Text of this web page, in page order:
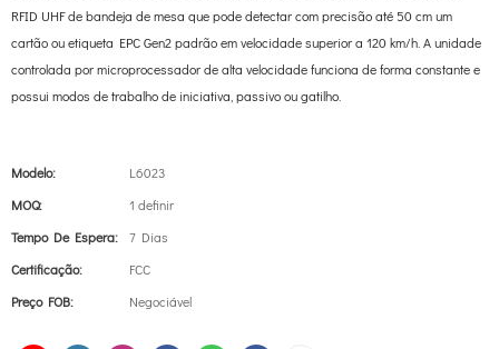
RFID UHF de bandeja de mesa que pode detectar com precisão até 50 cm um
cartão ou etiqueta EPC Gen2 padrão em velocidade superior a 120 km/h. A unidade
controlada por microprocessador de alta velocidade funciona de forma constante e
possui modos de trabalho de iniciativa, passivo ou gatilho.
Modelo:
L6023
MOQ:
1 definir
Tempo De Espera:
7 Dias
Certificação:
FCC
Preço FOB:
Negociável